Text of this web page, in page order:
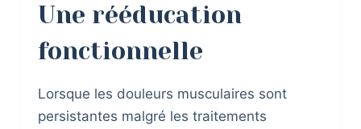
Une rééducation
fonctionnelle
Lorsque les douleurs musculaires sont
persistantes malgré les traitements